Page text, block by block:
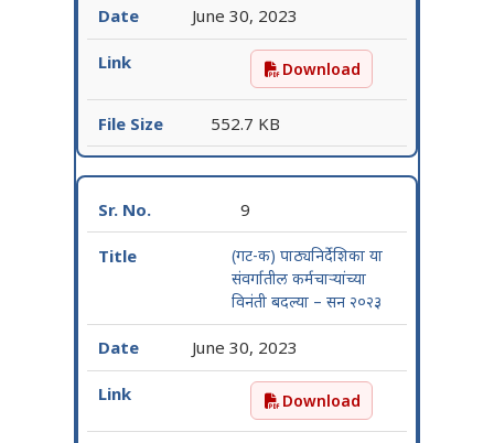
June 30, 2023
(गट – क) सहाय्यक अधिसेविका
Download
552.7 KB
9
(गट-क) पाठ्यनिर्देशिका या
संवर्गातील कर्मचाऱ्यांच्या
विनंती बदल्या – सन २०२३
June 30, 2023
(गट-क) पाठ्यनिर्देशिका या
Download